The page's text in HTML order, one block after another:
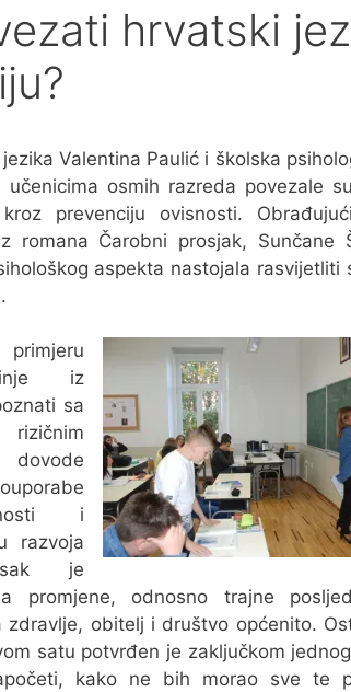
hrvatski
Valentina Paulić i školska
osmih razreda povezale
prevenciju ovisnosti.
romana Čarobni prosjak, Sunčane
aspekta nastojala rasvijetliti
iz
sa
dovode
i
razvoja
je
promjene, odnosno trajne
zdravlje, obitelj i društvo općenito.
satu potvrđen je zaključkom
kako ne bih morao sve te